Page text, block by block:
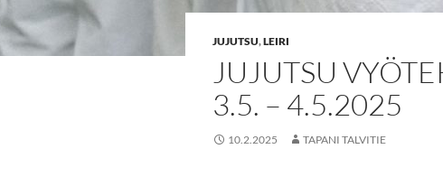
JUJUTSU,LEIRI
JUJUTSU
3.5. – 4.5.2025
10.2.2025 TAPANI TALVITIE